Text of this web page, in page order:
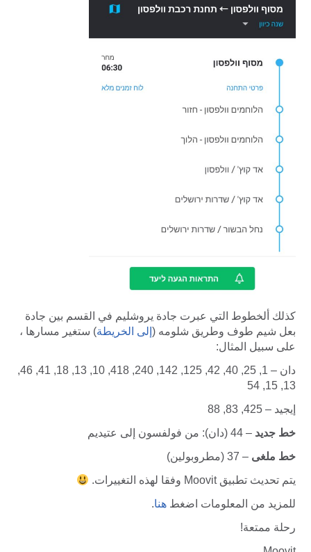
كذلك ألخطوط التي عبرت جادة يروشليم في القسم بين جادة
بعل شيم طوف وطريق شلومه ( إلى الخريطة) ستغير مسارها ،
على سبيل المثال:
دان – 1, 25, 40, 42, 125, 142, 240, 418, 10, 13, 18, 41, 46,
13, 15, 54
إيجيد – 425, 83, 88
خط جديد – 44 (دان): من فولفسون إلى عتيديم
خط ملغى – 37 (مطروبولين)
يتم تحديث تطبيق Moovit وفقا لهذه التغييرات.
للمزيد من المعلومات اضغط هنا.
رحلة ممتعة!